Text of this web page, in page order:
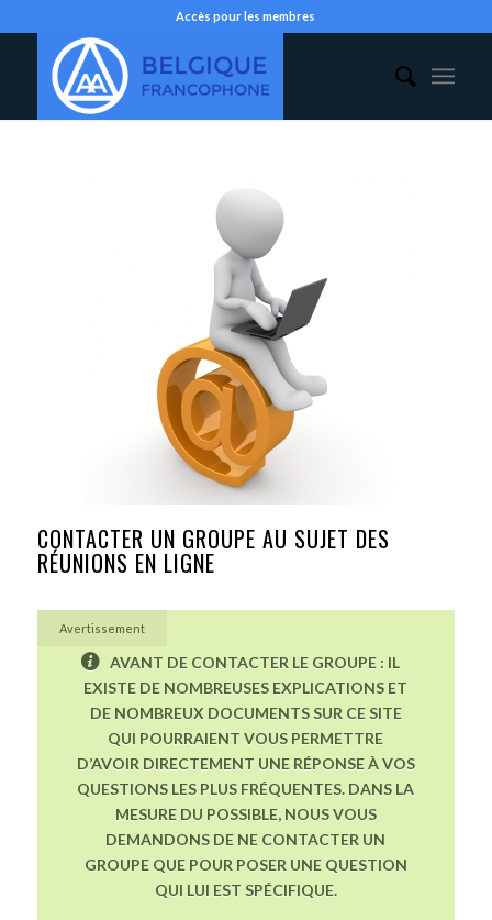
Accès pour les membres
CONTACTER UN GROUPE AU SUJET DES
RÉUNIONS EN LIGNE
Avertissement
AVANT DE CONTACTER LE GROUPE : IL
EXISTE DE NOMBREUSES EXPLICATIONS ET
DE NOMBREUX DOCUMENTS SUR CE SITE
QUI POURRAIENT VOUS PERMETTRE
D’AVOIR DIRECTEMENT UNE RÉPONSE À VOS
QUESTIONS LES PLUS FRÉQUENTES. DANS LA
MESURE DU POSSIBLE, NOUS VOUS
DEMANDONS DE NE CONTACTER UN
GROUPE QUE POUR POSER UNE QUESTION
QUI LUI EST SPÉCIFIQUE.